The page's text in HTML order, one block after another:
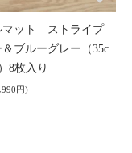
マット ストライプ
ブルーグレー（35c
8枚入り
円)